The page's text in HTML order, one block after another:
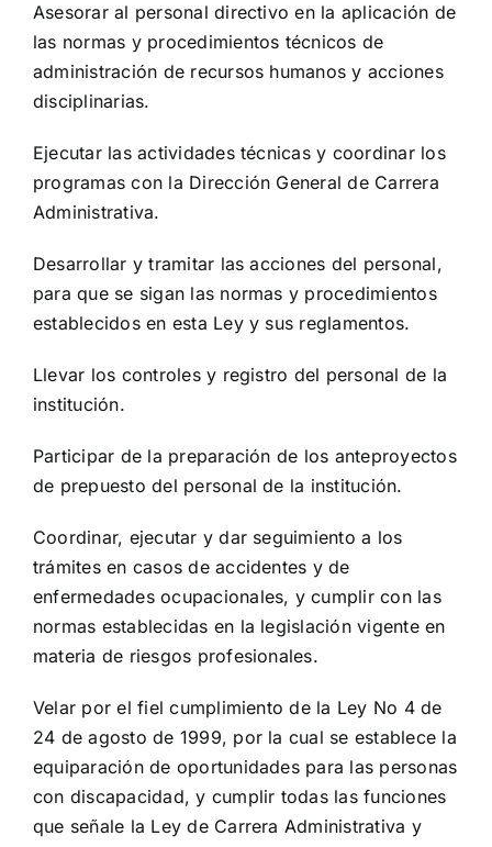
Asesorar al personal directivo en la aplicación de
las normas y procedimientos técnicos de
administración de recursos humanos y acciones
disciplinarias.
Ejecutar las actividades técnicas y coordinar los
programas con la Dirección General de Carrera
Administrativa.
Desarrollar y tramitar las acciones del personal,
para que se sigan las normas y procedimientos
establecidos en esta Ley y sus reglamentos.
Llevar los controles y registro del personal de la
institución.
Participar de la preparación de los anteproyectos
de prepuesto del personal de la institución.
Coordinar, ejecutar y dar seguimiento a los
trámites en casos de accidentes y de
enfermedades ocupacionales, y cumplir con las
normas establecidas en la legislación vigente en
materia de riesgos profesionales.
Velar por el fiel cumplimiento de la Ley No 4 de
24 de agosto de 1999, por la cual se establece la
equiparación de oportunidades para las personas
con discapacidad, y cumplir todas las funciones
que señale la Ley de Carrera Administrativa y